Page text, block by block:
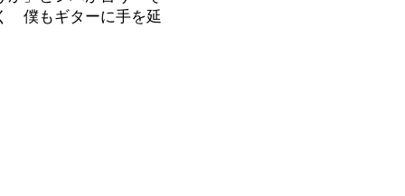
僕もギターに手を延